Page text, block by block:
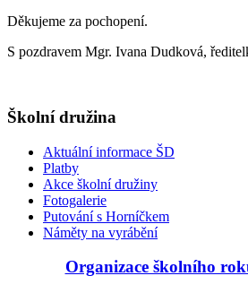
Děkujeme za pochopení.
S pozdravem Mgr. Ivana Dudková,
Školní družina
Aktuální informace ŠD
Platby
Akce školní družiny
Fotogalerie
Putování s Horníčkem
Náměty na vyrábění
Organizace školního